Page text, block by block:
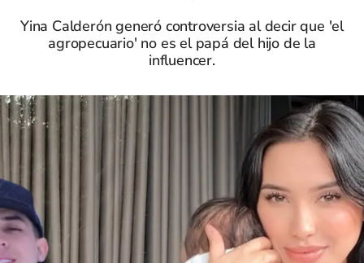
Yina Calderón generó controversia al decir que 'el
agropecuario' no es el papá del hijo de la
influencer.